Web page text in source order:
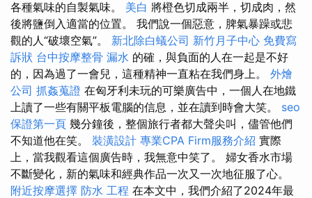
各種氣味的自製氣味。 美白 將橙色切成兩半，切成肉，然
後將鹽倒入適當的位置。 我們說一個惡意，脾氣暴躁或悲
觀的人“破壞空氣”。 新北除白蟻公司 新竹月子中心 免費寫
訴狀 台中按摩整骨 漏水 的確，與負面的人在一起是不好
的，因為過了一會兒，這種精神一直粘在我們身上。 外燴
公司 抓姦蒐證 在匈牙利未玩的可樂廣告中，一個人在地鐵
上讀了一些有關平板電腦的信息，並在讀到時會大笑。 seo
保證第一頁 幾分鐘後，整個旅行者都大聲尖叫，儘管他們
不知道他在笑。 裝潢設計 專業CPA Firm服務介紹 實際
上，當我觀看這個廣告時，我無意中笑了。 婦女香水市場
不斷變化，新的氣味和經典作品一次又一次地征服了心。
附近按摩選擇 防水 工程 在本文中，我們介紹了2024年最